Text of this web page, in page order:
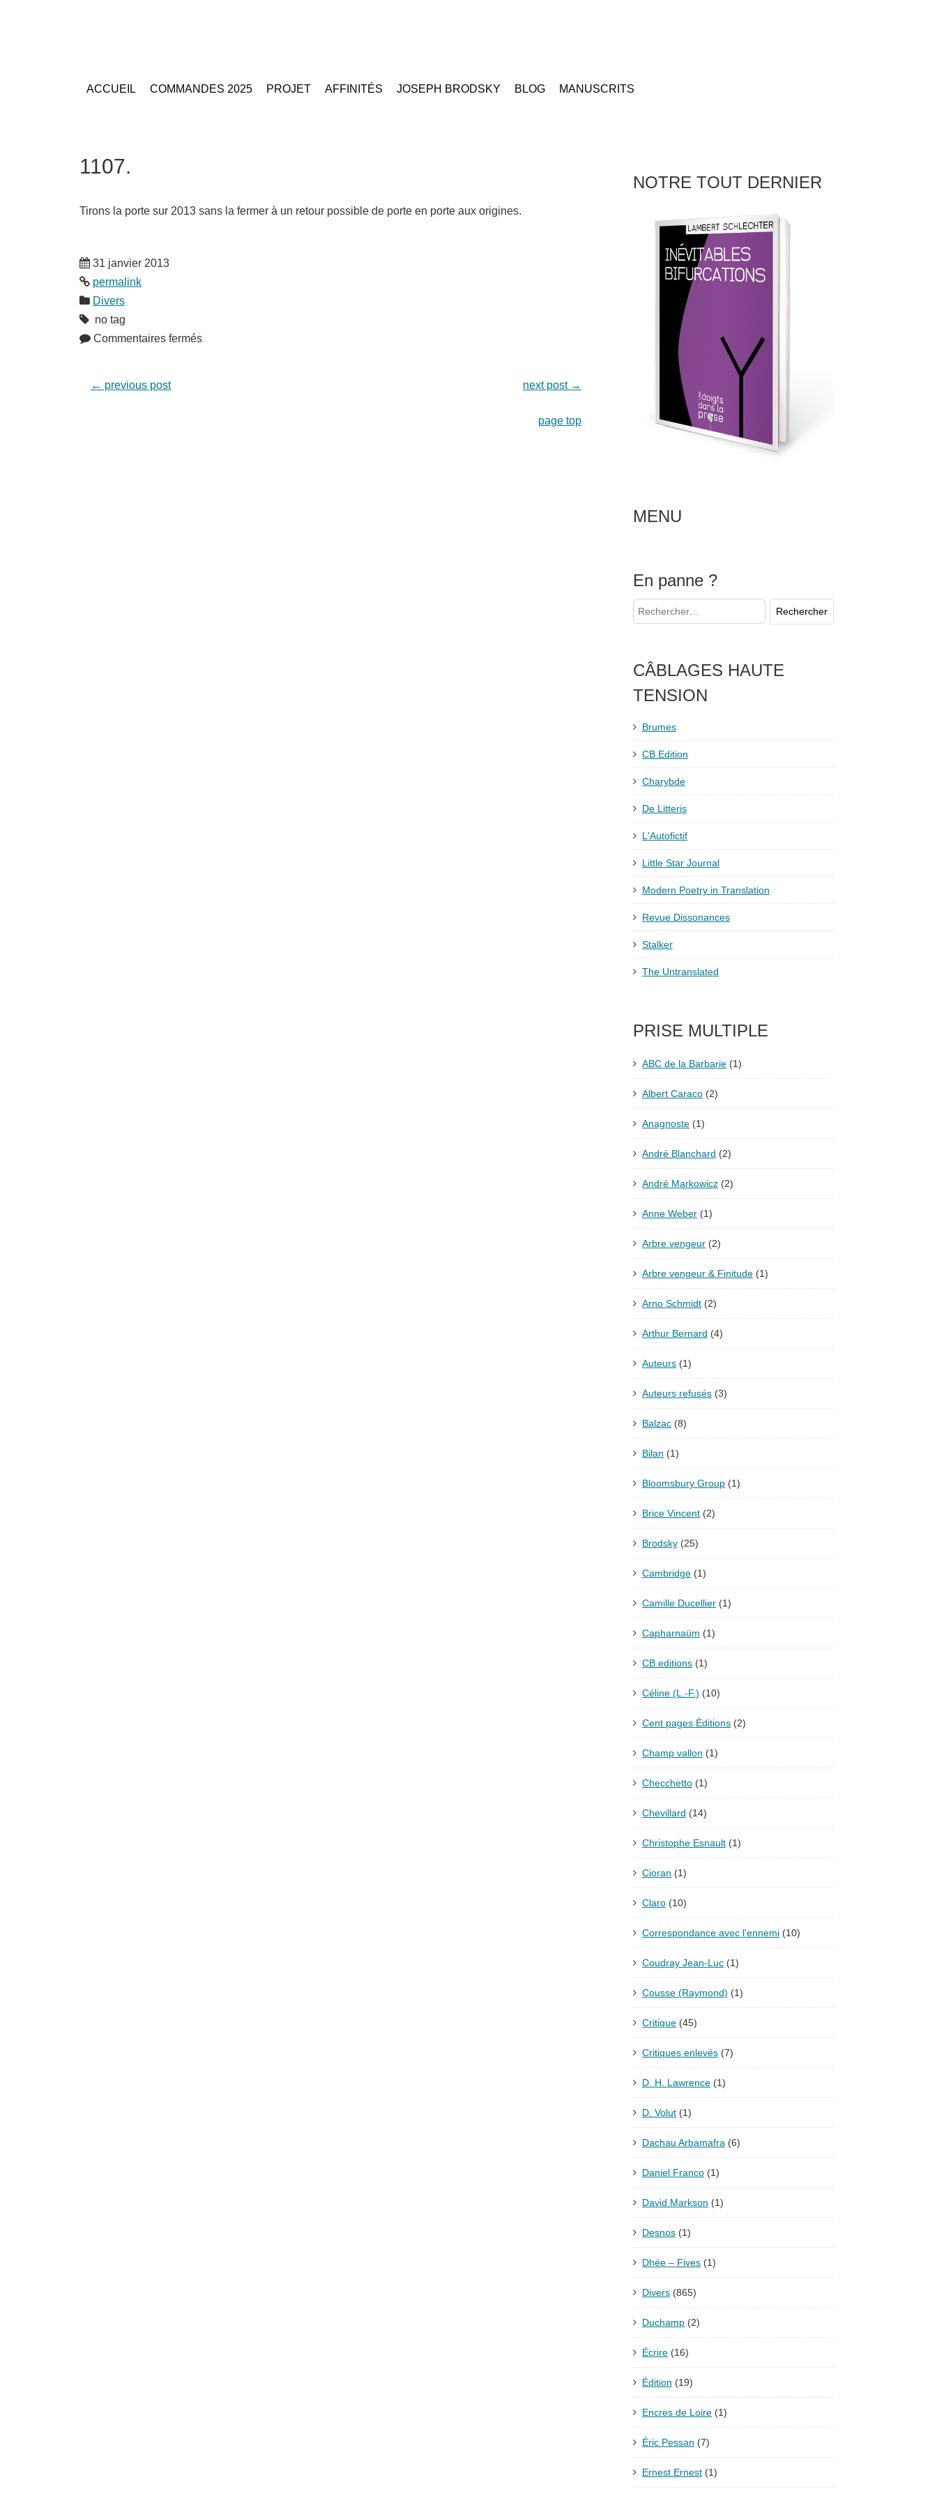
ACCUEIL COMMANDES 2025 PROJET AFFINITÉS JOSEPH BRODSKY BLOG MANUSCRITS
1107.
Tirons la porte sur 2013 sans la fermer à un retour possible de porte en porte aux origines.
31 janvier 2013
permalink
Divers
no tag
Commentaires fermés
← previous post next post →
page top
NOTRE TOUT DERNIER
MENU
En panne ?
CÂBLAGES HAUTE
TENSION
Brumes
CB Edition
Charybde
De Litteris
L'Autofictif
Little Star Journal
Modern Poetry in Translation
Revue Dissonances
Stalker
The Untranslated
PRISE MULTIPLE
ABC de la Barbarie (1)
Albert Caraco (2)
Anagnoste (1)
André Blanchard (2)
André Markowicz (2)
Anne Weber (1)
Arbre vengeur (2)
Arbre vengeur & Finitude (1)
Arno Schmidt (2)
Arthur Bernard (4)
Auteurs (1)
Auteurs refusés (3)
Balzac (8)
Bilan (1)
Bloomsbury Group (1)
Brice Vincent (2)
Brodsky (25)
Cambridge (1)
Camille Ducellier (1)
Capharnaüm (1)
CB editions (1)
Céline (L.-F.) (10)
Cent pages Éditions (2)
Champ vallon (1)
Checchetto (1)
Chevillard (14)
Christophe Esnault (1)
Cioran (1)
Claro (10)
Correspondance avec l'ennemi (10)
Coudray Jean-Luc (1)
Cousse (Raymond) (1)
Critique (45)
Critiques enlevés (7)
D. H. Lawrence (1)
D. Volut (1)
Dachau Arbamafra (6)
Daniel Franco (1)
David Markson (1)
Desnos (1)
Dhée – Fives (1)
Divers (865)
Duchamp (2)
Écrire (16)
Édition (19)
Encres de Loire (1)
Éric Pessan (7)
Ernest Ernest (1)